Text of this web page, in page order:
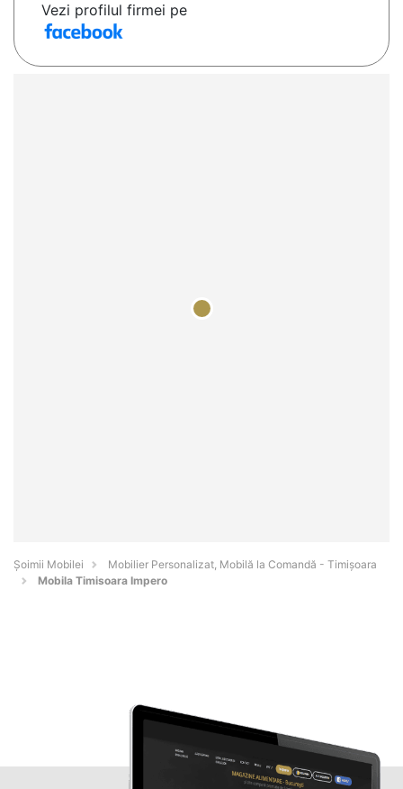
Vezi profilul firmei pe
Șoimii Mobilei
Mobilier Personalizat, Mobilă la Comandă - Timişoara
Mobila Timisoara Impero